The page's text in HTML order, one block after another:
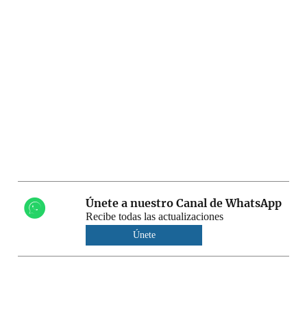
Únete a nuestro Canal de WhatsApp
Recibe todas las actualizaciones
Únete